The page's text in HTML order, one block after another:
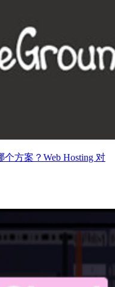
方案？Web Hosting 对